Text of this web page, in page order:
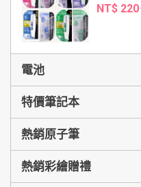
NT$ 220
電池
特價筆記本
熱銷原子筆
熱銷彩繪贈禮